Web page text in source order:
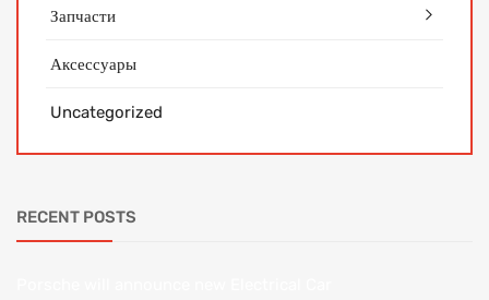
Запчасти
Аксессуары
Uncategorized
RECENT POSTS